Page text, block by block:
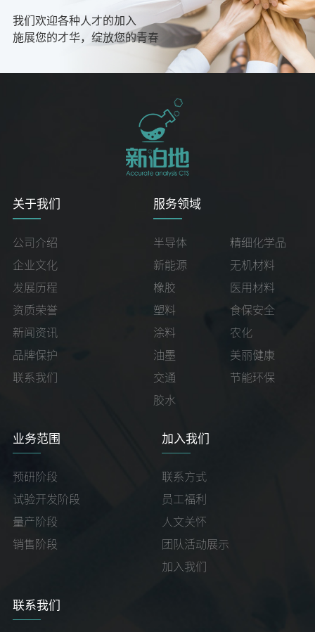
我们欢迎各种人才的加入
施展您的才华，绽放您的青春
关于我们
公司介绍
企业文化
发展历程
资质荣誉
新闻资讯
品牌保护
联系我们
服务领域
半导体
精细化学品
新能源
无机材料
橡胶
医用材料
塑料
食保安全
涂料
农化
油墨
美丽健康
交通
节能环保
胶水
业务范围
预研阶段
试验开发阶段
量产阶段
销售阶段
加入我们
联系方式
员工福利
人文关怀
团队活动展示
加入我们
联系我们